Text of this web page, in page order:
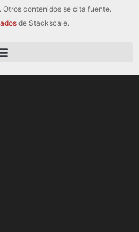
Otros contenidos se cita fuente.
de Stackscale.